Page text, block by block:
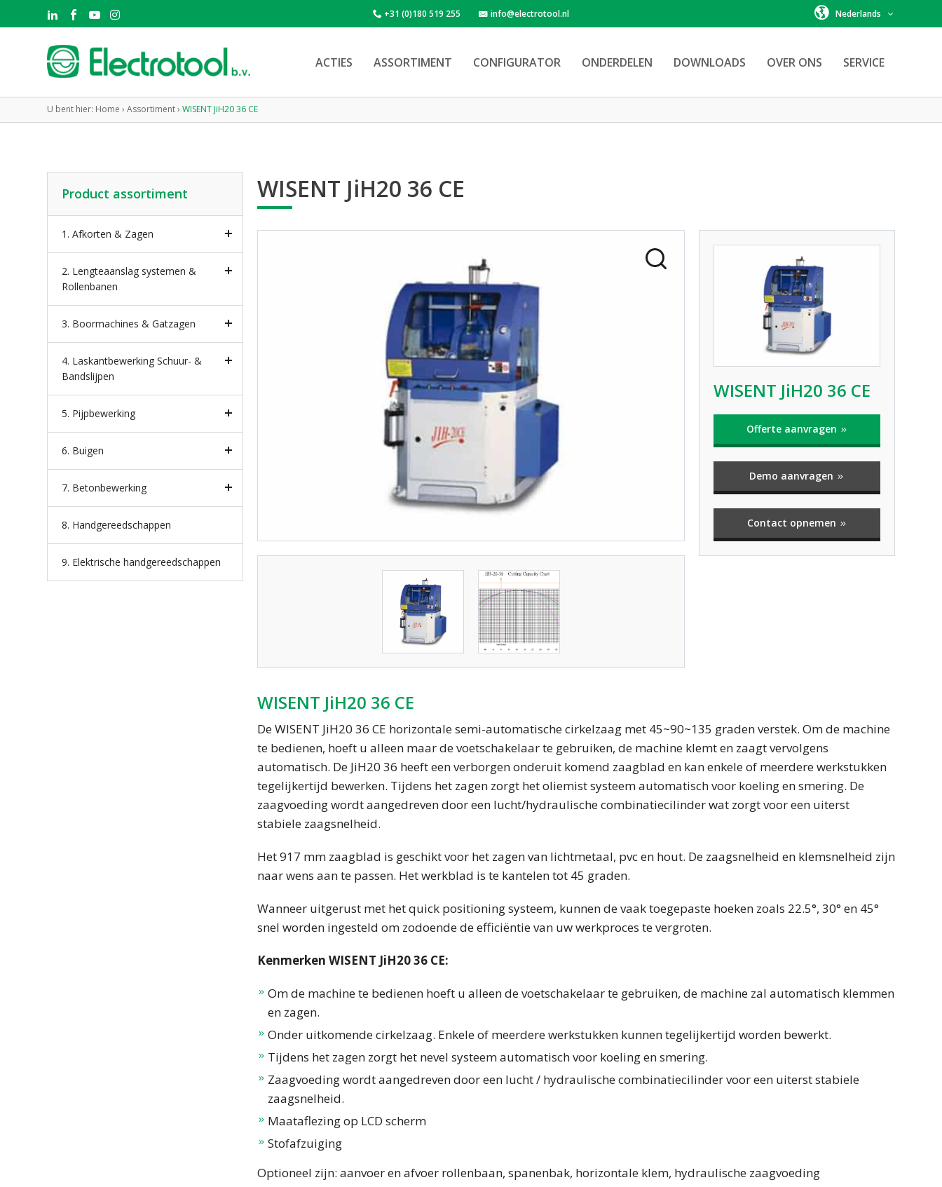
+31 (0)180 519 255 info@electrotool.nl Nederlands
ACTIES ASSORTIMENT CONFIGURATOR ONDERDELEN DOWNLOADS OVER ONS SERVICE
U bent hier: Home › Assortiment› WISENT JiH20 36 CE
WISENT JiH20 36 CE
WISENT JiH20 36 CE
Offerte aanvragen
Demo aanvragen
Contact opnemen
WISENT JiH20 36 CE
De WISENT JiH20 36 CE horizontale semi-automatische cirkelzaag met 45~90~135 graden verstek. Om de machine
te bedienen, hoeft u alleen maar de voetschakelaar te gebruiken, de machine klemt en zaagt vervolgens
automatisch. De JiH20 36 heeft een verborgen onderuit komend zaagblad en kan enkele of meerdere werkstukken
tegelijkertijd bewerken. Tijdens het zagen zorgt het oliemist systeem automatisch voor koeling en smering. De
zaagvoeding wordt aangedreven door een lucht/hydraulische combinatiecilinder wat zorgt voor een uiterst
stabiele zaagsnelheid.
Het 917 mm zaagblad is geschikt voor het zagen van lichtmetaal, pvc en hout. De zaagsnelheid en klemsnelheid zijn
naar wens aan te passen. Het werkblad is te kantelen tot 45 graden.
Wanneer uitgerust met het quick positioning systeem, kunnen de vaak toegepaste hoeken zoals 22.5°, 30° en 45°
snel worden ingesteld om zodoende de efficiëntie van uw werkproces te vergroten.
Kenmerken WISENT JiH20 36 CE:
Om de machine te bedienen hoeft u alleen de voetschakelaar te gebruiken, de machine zal automatisch klemmen
en zagen.
Onder uitkomende cirkelzaag. Enkele of meerdere werkstukken kunnen tegelijkertijd worden bewerkt.
Tijdens het zagen zorgt het nevel systeem automatisch voor koeling en smering.
Zaagvoeding wordt aangedreven door een lucht / hydraulische combinatiecilinder voor een uiterst stabiele
zaagsnelheid.
Maataflezing op LCD scherm
Stofafzuiging
Optioneel zijn: aanvoer en afvoer rollenbaan, spanenbak, horizontale klem, hydraulische zaagvoeding
Product assortiment
1. Afkorten & Zagen
2. Lengteaanslag systemen &
Rollenbanen
3. Boormachines & Gatzagen
4. Laskantbewerking Schuur- &
Bandslijpen
5. Pijpbewerking
6. Buigen
7. Betonbewerking
8. Handgereedschappen
9. Elektrische handgereedschappen